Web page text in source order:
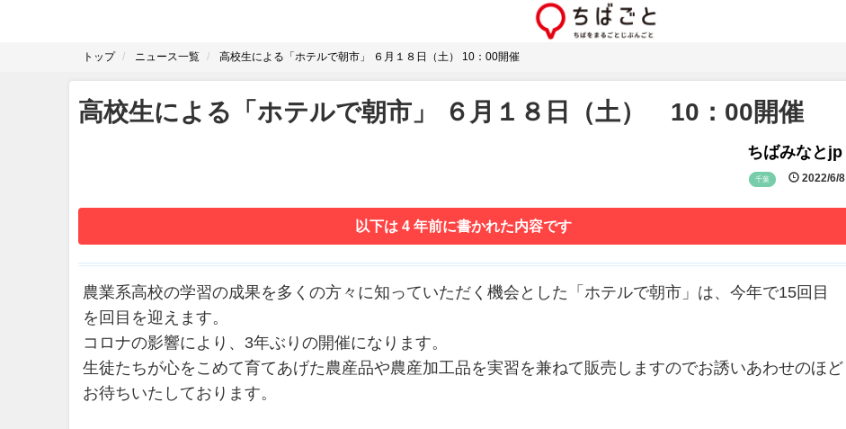
トップ ニュース一覧 高校生による「ホテルで朝市」 ６月１８日（土） 10：00開催
高校生による「ホテルで朝市」 ６月１８日（土） 10：00開催
ちばみなとjp
千葉 2022/6/8
以下は 4 年前に書かれた内容です
農業系高校の学習の成果を多くの方々に知っていただく機会とした「ホテルで朝市」は、今年で15回目
を回目を迎えます。
コロナの影響により、3年ぶりの開催になります。
生徒たちが心をこめて育てあげた農産品や農産加工品を実習を兼ねて販売しますのでお誘いあわせのほど
お待ちいたしております。